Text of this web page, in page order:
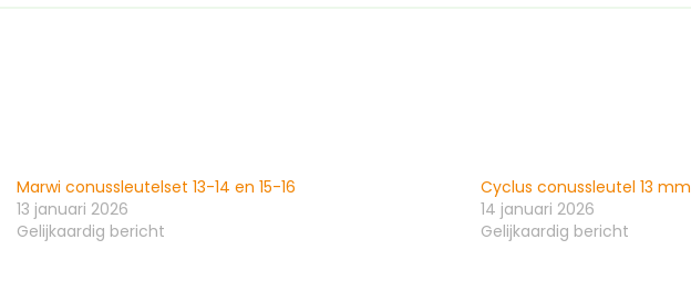
Marwi conussleutelset 13-14 en 15-16
13 januari 2026
Gelijkaardig bericht
Cyclus conussleutel 13 mm
14 januari 2026
Gelijkaardig bericht